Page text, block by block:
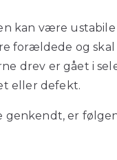
kan være
forældede og skal
drev er gået i
eller defekt.
genkendt, er